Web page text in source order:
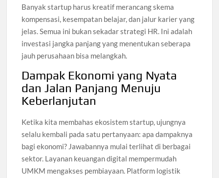
Banyak startup harus kreatif merancang skema
kompensasi, kesempatan belajar, dan jalur karier yang
jelas. Semua ini bukan sekadar strategi HR. Ini adalah
investasi jangka panjang yang menentukan seberapa
jauh perusahaan bisa melangkah.
Dampak Ekonomi yang Nyata
dan Jalan Panjang Menuju
Keberlanjutan
Ketika kita membahas ekosistem startup, ujungnya
selalu kembali pada satu pertanyaan: apa dampaknya
bagi ekonomi? Jawabannya mulai terlihat di berbagai
sektor. Layanan keuangan digital mempermudah
UMKM mengakses pembiayaan. Platform logistik